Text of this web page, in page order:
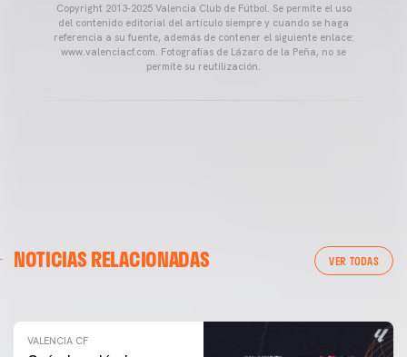
Copyright 2013-2025 Valencia Club de Fútbol. Se permite el uso
del contenido editorial del artículo siempre y cuando se haga
referencia a su fuente, además de contener el siguiente enlace:
www.valenciacf.com. Fotografías de Lázaro de la Peña, no se
permite su reutilización.
NOTICIAS RELACIONADAS VER TODAS
ENTRENAMIENTO DEL VALENCIA CF 04/03/26
VALENCIA CF